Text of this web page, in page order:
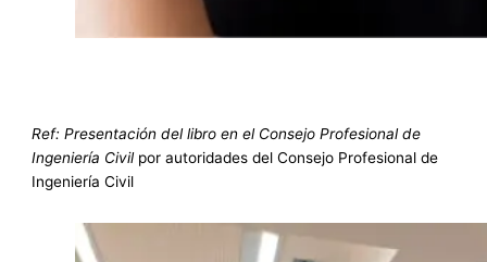
Ref: Presentación del libro en el Consejo Profesional de
Ingeniería Civilpor autoridades del Consejo Profesional de
Ingeniería Civil